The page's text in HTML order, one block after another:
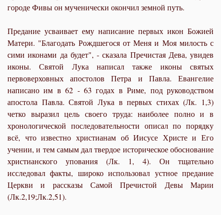
городе Фивы он мученически окончил земной путь.
Предание усваивает ему написание первых икон Божией
Матери. "Благодать Рождшегося от Меня и Моя милость с
сими иконами да будет", - сказала Пречистая Дева, увидев
иконы. Святой Лука написал также иконы святых
первоверховных апостолов Петра и Павла. Евангелие
написано им в 62 - 63 годах в Риме, под руководством
апостола Павла. Святой Лука в первых стихах (Лк. 1,3)
четко выразил цель своего труда: наиболее полно и в
хронологической последовательности описал по порядку
всё, что известно христианам об Иисусе Христе и Его
учении, и тем самым дал твердое историческое обоснование
христианского упования (Лк. 1, 4). Он тщательно
исследовал факты, широко использовал устное предание
Церкви и рассказы Самой Пречистой Девы Марии
(Лк.2,19;Лк.2,51).